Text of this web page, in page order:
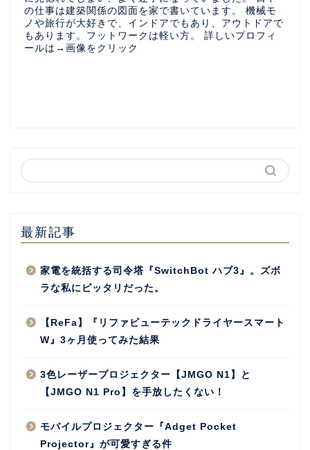
の仕事は建築関係の図面を家で書いています。 機械モ
ノや旅行が大好きで、インドアでもあり、アウトドアで
もあります。フットワークは軽い方。 詳しいプロフィ
ールは→画像をクリック
最新記事
家電を統括する司令塔『SwitchBot ハブ3』。ズボ
ラな私にピッタリだった。
【ReFa】『リファビューテックドライヤースマート
W』3ヶ月使ってみた結果
3色レーザープロジェクター【JMGO N1】と
【JMGO N1 Pro】を手放したくない！
モバイルプロジェクター『Adget Pocket
Projector』が可愛すぎる件